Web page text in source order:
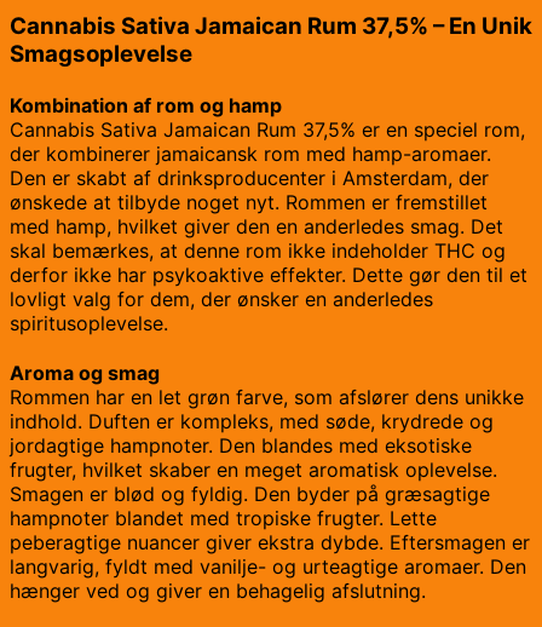
Cannabis Sativa Jamaican Rum 37,5% – En Unik
Smagsoplevelse
Kombination af rom og hamp
Cannabis Sativa Jamaican Rum 37,5% er en speciel rom,
der kombinerer jamaicansk rom med hamp-aromaer.
Den er skabt af drinksproducenter i Amsterdam, der
ønskede at tilbyde noget nyt. Rommen er fremstillet
med hamp, hvilket giver den en anderledes smag. Det
skal bemærkes, at denne rom ikke indeholder THC og
derfor ikke har psykoaktive effekter. Dette gør den til et
lovligt valg for dem, der ønsker en anderledes
spiritusoplevelse.
Aroma og smag
Rommen har en let grøn farve, som afslører dens unikke
indhold. Duften er kompleks, med søde, krydrede og
jordagtige hampnoter. Den blandes med eksotiske
frugter, hvilket skaber en meget aromatisk oplevelse.
Smagen er blød og fyldig. Den byder på græsagtige
hampnoter blandet med tropiske frugter. Lette
peberagtige nuancer giver ekstra dybde. Eftersmagen er
langvarig, fyldt med vanilje- og urteagtige aromaer. Den
hænger ved og giver en behagelig afslutning.